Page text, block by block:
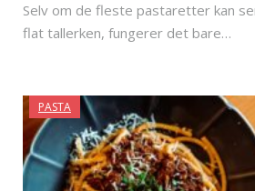
Selv om de fleste pastaretter kan
flat tallerken, fungerer det bare…
PASTA